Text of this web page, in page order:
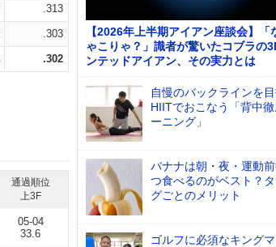
.313
.303
.302
通過順位
上3F
05-04
33.6
【2026年上半期アイアン座談会】「
ゃこりゃ？」識者が驚いたコブラの
ンテッドアイアン、その実力とは
自慢のバックラインを目
HIITでおこなう「背中
ーニング」
バナナは朝・夜・運動
つ食べるのがベスト？
グごとのメリット
ゴルフに必須なキング